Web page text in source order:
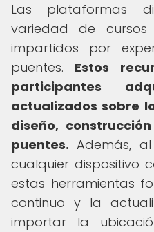
Las plataformas
variedad de
impartidos por
puentes. Estos
participantes
actualizados sobre
diseño,
puentes. Además,
cualquier dispositivo
estas herramientas
continuo y la
importar la